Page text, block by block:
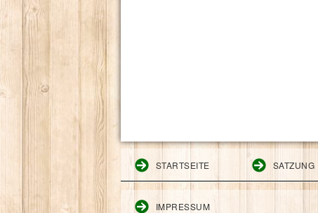
STARTSEITE SATZUNG
IMPRESSUM